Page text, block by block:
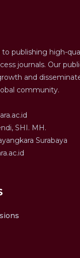
publishing high-
journals. Our
and
community.
SHI. MH.
Surabaya